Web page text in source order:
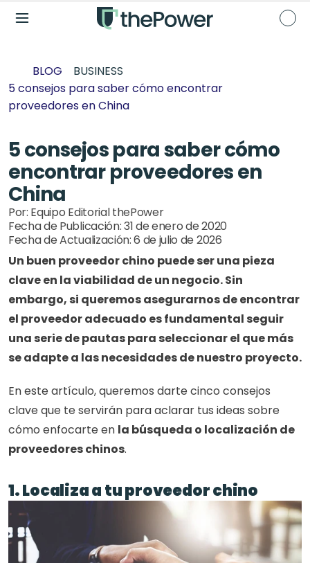
BLOG
BUSINESS
5 consejos para saber cómo encontrar
proveedores en China
5 consejos para saber cómo
encontrar proveedores en
China
Por: Equipo Editorial thePower
Fecha de Publicación: 31 de enero de 2020
Fecha de Actualización: 6 de julio de 2026
Un buen proveedor chino puede ser una pieza
clave en la viabilidad de un negocio. Sin
embargo, si queremos asegurarnos de encontrar
el proveedor adecuado es fundamental seguir
una serie de pautas para seleccionar el que más
se adapte a las necesidades de nuestro proyecto.
En este artículo, queremos darte cinco consejos
clave que te servirán para aclarar tus ideas sobre
cómo enfocarte en la búsqueda o localización de
proveedores chinos.
1. Localiza a tu proveedor chino